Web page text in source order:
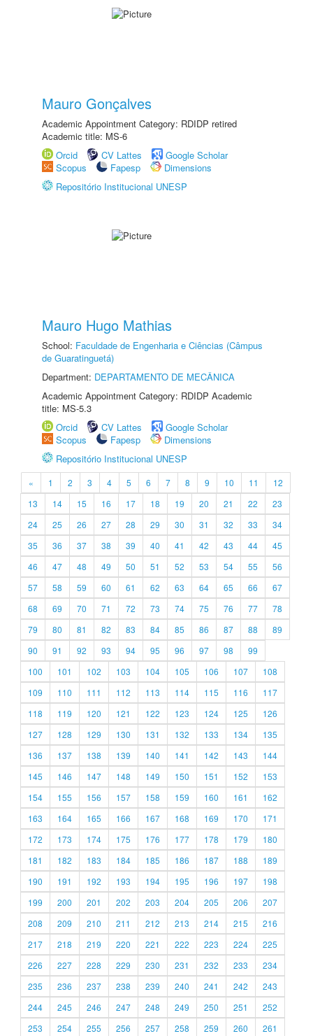
Mauro Gonçalves
Academic Appointment Category: RDIDP retired
Academic title: MS-6
Orcid
CV Lattes
Google Scholar
Scopus
Fapesp
Dimensions
Repositório Institucional UNESP
Mauro Hugo Mathias
School: Faculdade de Engenharia e Ciências (Câmpus
de Guaratinguetá)
Department: DEPARTAMENTO DE MECÂNICA
Academic Appointment Category: RDIDP Academic
title: MS-5.3
Orcid
CV Lattes
Google Scholar
Scopus
Fapesp
Dimensions
Repositório Institucional UNESP
« 1 2 3 4 5 6 7 8 9 10 11
12
13
14 15 16 17 18 19 20 21 22
23
24
25 26 27 28 29 30 31 32 33
34
35
36 37 38 39 40 41 42 43 44
45
46
47 48 49 50 51 52 53 54 55
56
57
58 59 60 61 62 63 64 65 66
67
68
69 70 71 72 73 74 75 76 77
78
79
80 81 82 83 84 85 86 87 88
89
90
91 92 93 94 95 96 97 98
99
100
101 102 103 104 105 106 107
108
109
110 111 112 113 114 115 116
117
118
119 120 121 122 123 124 125
126
127
128 129 130 131 132 133 134
135
136
137 138 139 140 141 142 143
144
145
146 147 148 149 150 151 152
153
154
155 156 157 158 159 160 161
162
163
164 165 166 167 168 169 170
171
172
173 174 175 176 177 178 179
180
181
182 183 184 185 186 187 188
189
190
191 192 193 194 195 196 197
198
199
200 201 202 203 204 205 206
207
208
209 210 211 212 213 214 215
216
217
218 219 220 221 222 223 224
225
226
227 228 229 230 231 232 233
234
235
236 237 238 239 240 241 242
243
244
245 246 247 248 249 250 251
252
253
254 255 256 257 258 259 260 261